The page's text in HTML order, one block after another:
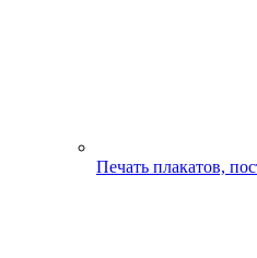
Печать плакатов,